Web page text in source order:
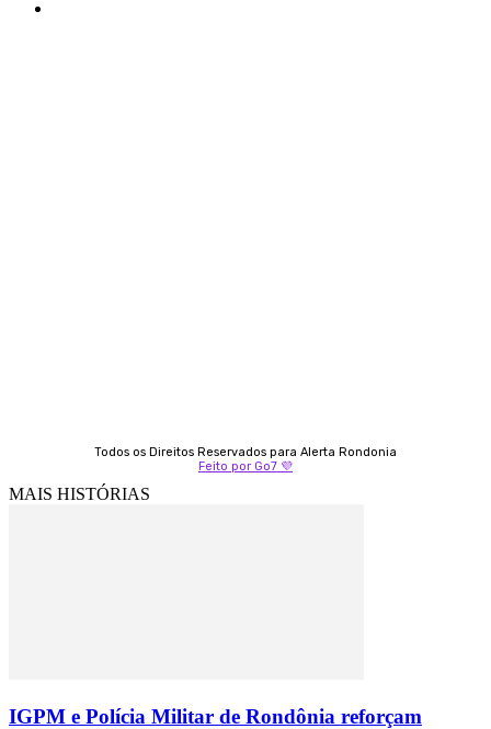
Todos os Direitos Reservados para Alerta Rondonia
Feito por Go7 💜
MAIS HISTÓRIAS
IGPM e Polícia Militar de Rondônia reforçam